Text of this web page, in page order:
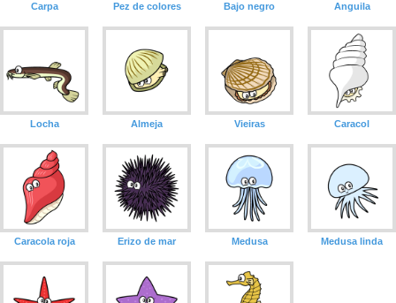
Carpa Pez de colores Bajo negro Anguila
Locha Almeja Vieiras Caracol
Caracola roja Erizo de mar Medusa Medusa linda